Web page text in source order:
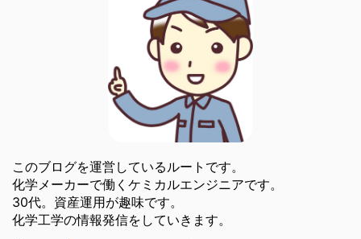
このブログを運営しているルートです。
化学メーカーで働くケミカルエンジニアです。
30代。資産運用が趣味です。
化学工学の情報発信をしていきます。